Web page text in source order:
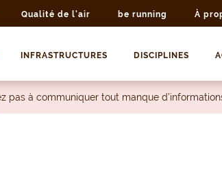
Qualité de l'air be running À
INFRASTRUCTURES DISCIPLINES
pas à communiquer tout manque